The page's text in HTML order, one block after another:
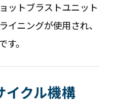
ットブラストユニット
イニングが使用され、
。
イクル機構